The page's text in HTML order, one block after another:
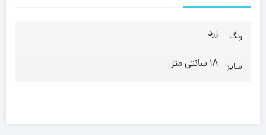
رنگ زرد
سایز 18 سانتی متر